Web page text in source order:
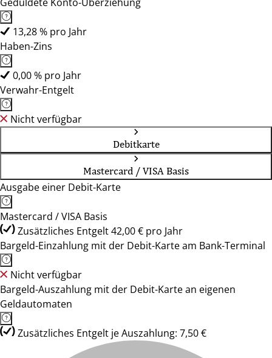
13,28 % pro Jahr
Haben-Zins
0,00 % pro Jahr
Verwahr-Entgelt
Nicht verfügbar
Debitkarte
Mastercard / VISA Basis
Ausgabe einer Debit-Karte
Mastercard / VISA Basis
Zusätzliches Entgelt 42,00 € pro Jahr
Bargeld-Einzahlung mit der Debit-Karte am Bank-Terminal
Nicht verfügbar
Bargeld-Auszahlung mit der Debit-Karte an eigenen
Geldautomaten
Zusätzliches Entgelt je Auszahlung: 7,50 €